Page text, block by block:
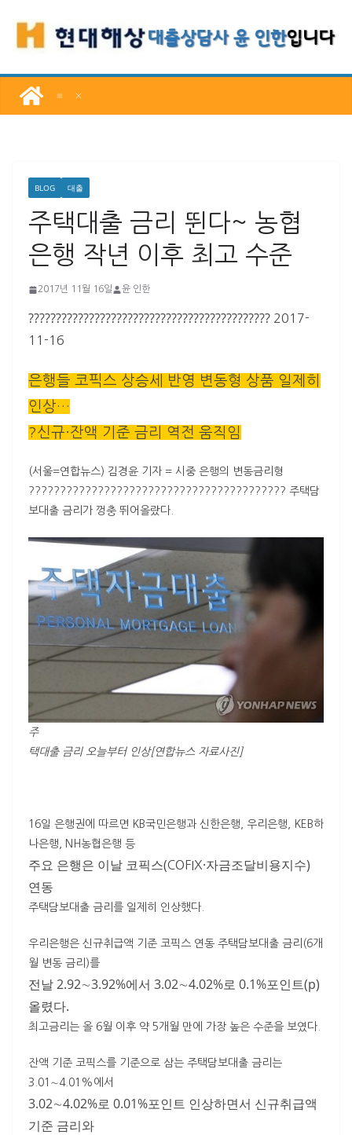
로
너
BLOG 대출
주택대출 금리 뛴다~ 농협
은행 작년 이후 최고 수준
2017년 11월 16일 윤 인한
???????????????????????????????????????????? 2017-
11-16
은행들 코픽스 상승세 반영 변동형 상품 일제히
인상…
?신규·잔액 기준 금리 역전 움직임
(서울=연합뉴스) 김경윤 기자 = 시중 은행의 변동금리형
????????????????????????????????????????? 주택담
보대출 금리가 껑충 뛰어올랐다.
주
택대출 금리 오늘부터 인상[연합뉴스 자료사진]
16일 은행권에 따르면 KB국민은행과 신한은행, 우리은행, KEB하
나은행,
NH농협은행 등
주요 은행은 이날 코픽스(COFIX·자금조달비용지수)
연동
주택담보대출 금리를 일제히 인상했다.
우리은행은 신규취급액 기준 코픽스 연동 주택담보대출 금리(6개
월 변동 금리)를
전날 2.92∼3.92%에서 3.02∼4.02%로 0.1%포인트(p)
올렸다.
최고금리는 올 6월 이후 약 5개월 만에 가장 높은 수준을 보였다.
잔액 기준 코픽스를 기준으로 삼는 주택담보대출 금리는
3.01∼4.01%에서
3.02∼4.02%로 0.01%포인트 인상하면서 신규취급액
기준 금리와